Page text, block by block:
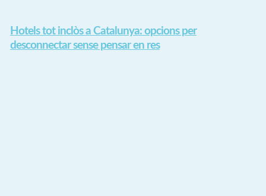
Hotels tot inclòs a Catalunya: opcions per
desconnectar sense pensar en res